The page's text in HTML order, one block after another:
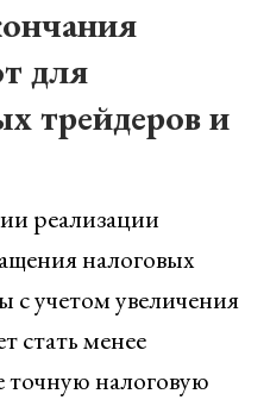
для
трейдеров и
реализации
налоговых
с учетом увеличения
стать менее
точную налоговую